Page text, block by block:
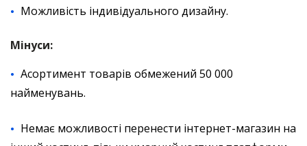
Можливість індивідуального дизайну.
Мінуси:
Асортимент товарів обмежений 50 000
найменувань.
Немає можливості перенести інтернет-магазин на